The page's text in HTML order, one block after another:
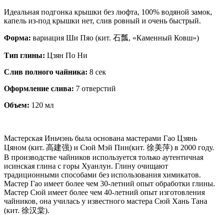
Идеальная подгонка крышки без люфта, 100% водяной замок,
капель из-под крышки нет, слив ровный и очень быстрый.
Форма: вариация Ши Пяо (кит. 石瓢, «Каменный Ковш»)
Тип глины: Цзян По Ни
Слив полного чайника: 8 сек
Оформление слива: 7 отверстий
Объем: 120 мл
Мастерская Иньчэнь была основана мастерами Гао Цзянь
Цяном (кит. 高建强) и Сюй Мэй Пин(кит. 徐美萍) в 2000 году.
В производстве чайников используется только аутентичная
исинская глина с горы Хуанлун. Глину очищают
традиционными способами без использования химикатов.
Мастер Гао имеет более чем 30-летний опыт обработки глины.
Мастер Сюй имеет более чем 40-летний опыт изготовления
чайников, она училась у известного мастера Сюй Хань Тана
(кит. 徐汉棠).